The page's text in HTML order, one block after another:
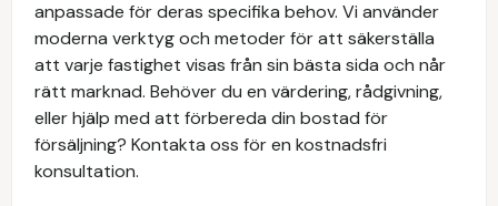
anpassade för deras specifika behov. Vi använder
moderna verktyg och metoder för att säkerställa
att varje fastighet visas från sin bästa sida och når
rätt marknad. Behöver du en värdering, rådgivning,
eller hjälp med att förbereda din bostad för
försäljning? Kontakta oss för en kostnadsfri
konsultation.